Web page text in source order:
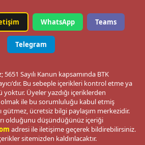
WhatsApp Teams
Telegram
Sayılı Kanun kapsamında BTK
Bu sebeple içerikleri kontrol etme ya
Üyeler yazdığı içeriklerden
ile bu sorumluluğu kabul etmiş
gütmez, ücretsiz bilgi paylaşım merkezidir.
olduğunu düşündüğünüz içeriği
adresi ile iletişime geçerek bildirebilirsiniz.
sitemizden kaldırılacaktır.